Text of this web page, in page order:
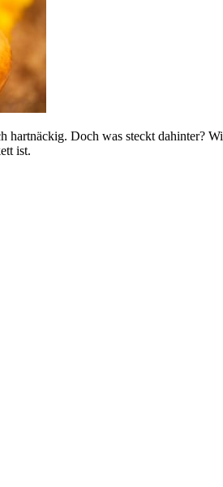
Doch was steckt dahinter?
ist.